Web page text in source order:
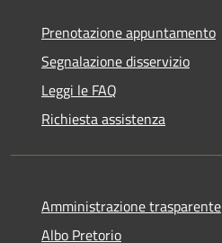
Prenotazione appuntamento
Segnalazione disservizio
Leggi le FAQ
Richiesta assistenza
Amministrazione trasparente
Albo Pretorio